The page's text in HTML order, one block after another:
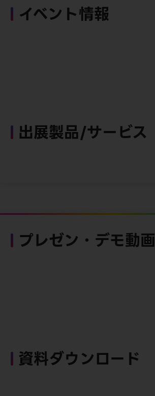
イベント情報
出展製品/サービス
プレゼン・デモ動画
資料ダウンロード